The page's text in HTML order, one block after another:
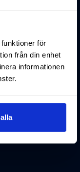
för
från din enhet
informationen